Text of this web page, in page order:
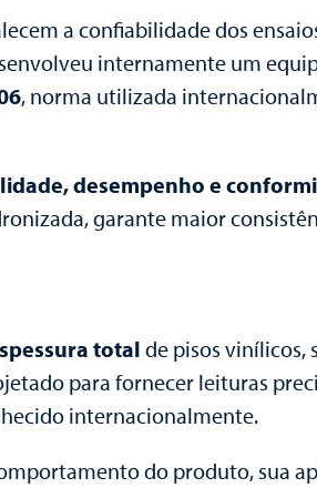
a confiabilidade dos
internamente um
, norma utilizada
desempenho e
garante maior
total de pisos vinílicos,
para fornecer leituras
internacionalmente.
do produto, sua